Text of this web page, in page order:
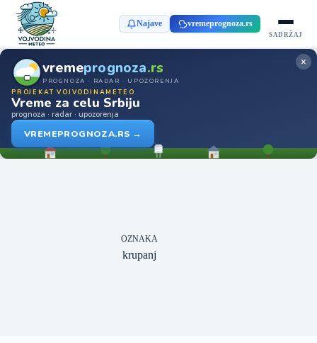
Najave vremeprognoza.rs
SADRŽAJ
vremeprognoza.rs
PROGNOZA · RADAR · UPOZORENJA
PROJEKAT VOJVODINAMETEO
Vreme za celu Srbiju
prognoza · radar · upozorenja
VREMEPROGNOZA.RS →
×
OZNAKA
krupanj